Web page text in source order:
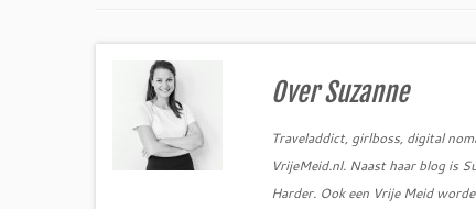
o e
r
Over Suzanne
Traveladdict, girlboss, digital
VrijeMeid.nl. Naast haar blog is
Harder. Ook een Vrije Meid